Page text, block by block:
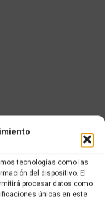
tecnologías como las
del dispositivo. El
procesar datos como
únicas en este